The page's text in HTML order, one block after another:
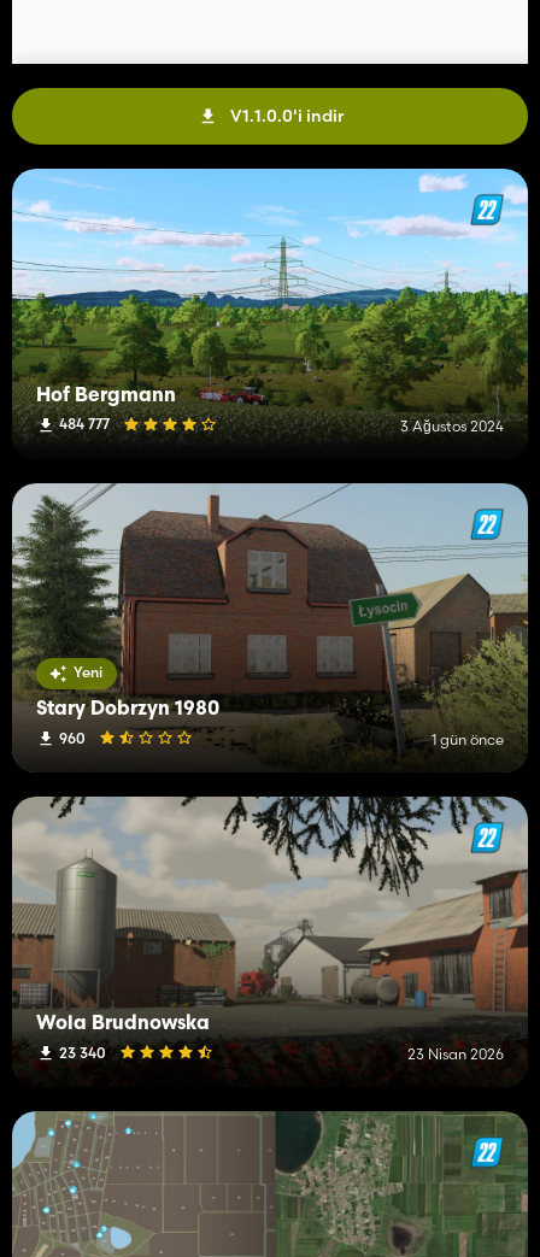
V1.1.0.0'i indir
Hof Bergmann
484 777 3 Ağustos 2024
Yeni
Stary Dobrzyn 1980
960 1 gün önce
Wola Brudnowska
23 340 23 Nisan 2026